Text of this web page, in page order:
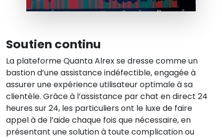
Soutien continu
La plateforme Quanta Alrex se dresse comme un
bastion d’une assistance indéfectible, engagée à
assurer une expérience utilisateur optimale à sa
clientèle. Grâce à l’assistance par chat en direct 24
heures sur 24, les particuliers ont le luxe de faire
appel à de l’aide chaque fois que nécessaire, en
présentant une solution à toute complication ou